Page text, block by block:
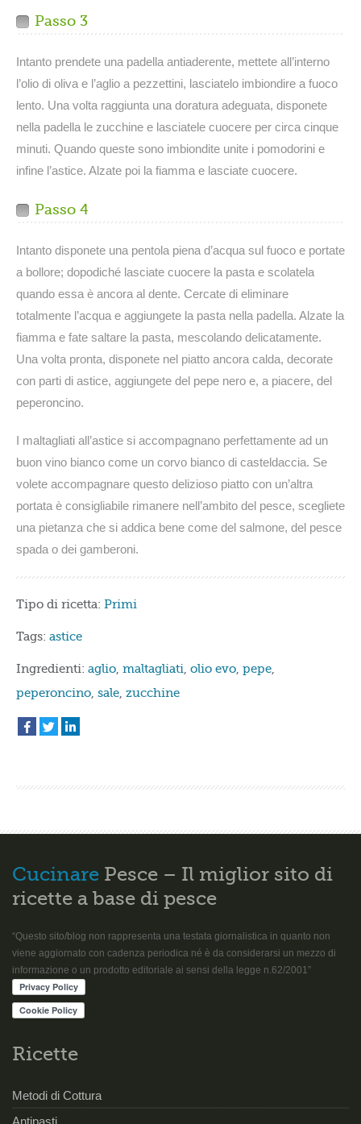
Passo 3
Intanto prendete una padella antiaderente, mettete all’interno
l’olio di oliva e l’aglio a pezzettini, lasciatelo imbiondire a fuoco
lento. Una volta raggiunta una doratura adeguata, disponete
nella padella le zucchine e lasciatele cuocere per circa cinque
minuti. Quando queste sono imbiondite unite i pomodorini e
infine l’astice. Alzate poi la fiamma e lasciate cuocere.
Passo 4
Intanto disponete una pentola piena d’acqua sul fuoco e portate
a bollore; dopodiché lasciate cuocere la pasta e scolatela
quando essa è ancora al dente. Cercate di eliminare
totalmente l’acqua e aggiungete la pasta nella padella. Alzate la
fiamma e fate saltare la pasta, mescolando delicatamente.
Una volta pronta, disponete nel piatto ancora calda, decorate
con parti di astice, aggiungete del pepe nero e, a piacere, del
peperoncino.
I maltagliati all’astice si accompagnano perfettamente ad un
buon vino bianco come un corvo bianco di casteldaccia. Se
volete accompagnare questo delizioso piatto con un’altra
portata è consigliabile rimanere nell’ambito del pesce, scegliete
una pietanza che si addica bene come del salmone, del pesce
spada o dei gamberoni.
Tipo di ricetta: Primi
Tags: astice
Ingredienti: aglio, maltagliati, olio evo, pepe,
peperoncino, sale, zucchine
Cucinare Pesce – Il miglior sito di
ricette a base di pesce
“Questo sito/blog non rappresenta una testata giornalistica in quanto non
viene aggiornato con cadenza periodica né è da considerarsi un mezzo di
informazione o un prodotto editoriale ai sensi della legge n.62/2001”
Ricette
Metodi di Cottura